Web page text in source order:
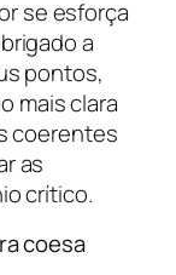
se esforça
a
pontos,
mais clara
coerentes
as
crítico.
coesa